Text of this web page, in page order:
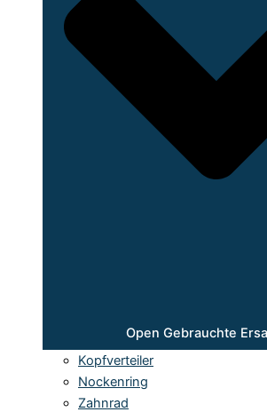
Open Gebrauchte
Kopfverteiler
Nockenring
Zahnrad